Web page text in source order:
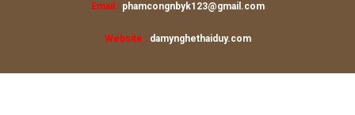
Email :phamcongnbyk123@gmail.com
Website :damynghethaiduy.com